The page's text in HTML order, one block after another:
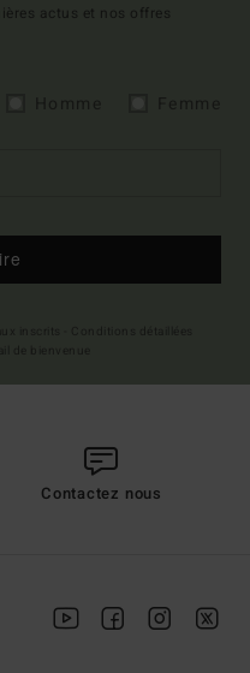
actus et nos offres
Contactez nous